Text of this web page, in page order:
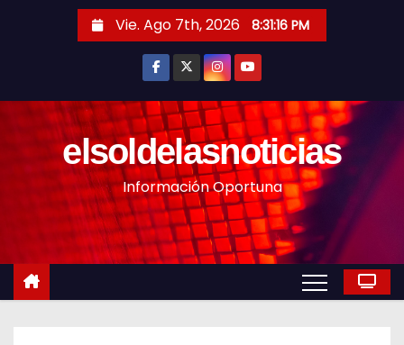
n
Vie. Ago 7th, 2026 8:31:17 PM
elsoldelasnoticias
Información Oportuna